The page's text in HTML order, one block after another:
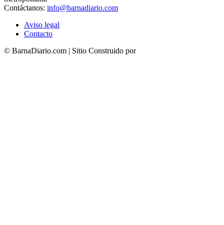
Contáctanos: info@barnadiario.com
Aviso legal
Contacto
© BarnaDiario.com | Sitio Construido por